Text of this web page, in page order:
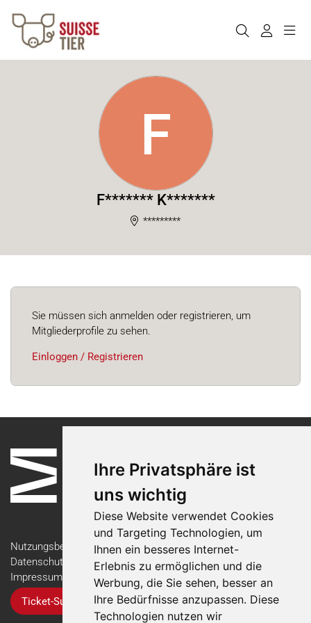
Ihre Privatsphäre ist
uns wichtig
Diese Website verwendet Cookies
und Targeting Technologien, um
Ihnen ein besseres Internet-
Erlebnis zu ermöglichen und die
Werbung, die Sie sehen, besser an
Ihre Bedürfnisse anzupassen. Diese
Technologien nutzen wir
F
F******* K*******
*********
Sie müssen sich anmelden oder registrieren, um
Mitgliederprofile zu sehen.
Einloggen / Registrieren
Nutzungsbedingungen
Datenschutzerklärung
Impressum
Ticket-Support